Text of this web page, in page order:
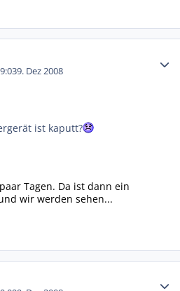
9. Dez 2008
ist kaputt?
Tagen. Da ist dann ein
wir werden sehen...